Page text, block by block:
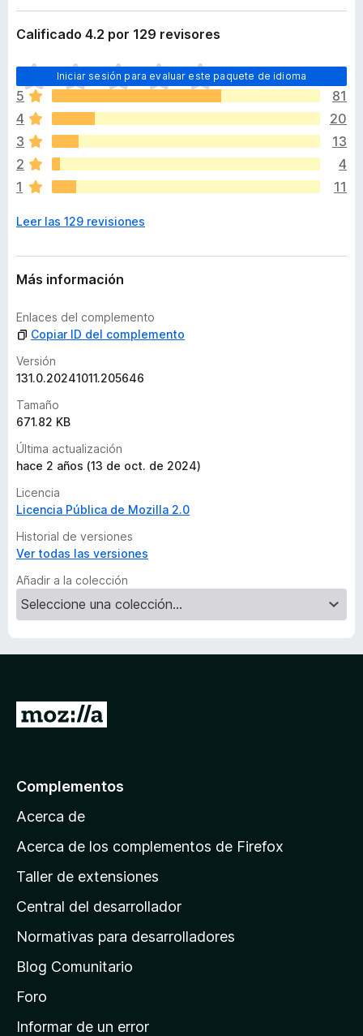
e
n
o
s
p
a
r
a
F
n
i
ó
n
Calificado 4.2 por 129 revisores
Iniciar sesión para evaluar este paquete de idioma
T
o
d
a
v
a
n
h
y
v
l
o
r
a
c
o
n
e
s
5
81
4
20
3
13
2
4
1
11
Leer las 129 revisiones
Más información
Enlaces del complemento
Copiar ID del complemento
Versión
131.0.20241011.205646
Tamaño
671.82 KB
Última actualización
hace 2 años (13 de oct. de 2024)
Licencia
Licencia Pública de Mozilla 2.0
Historial de versiones
Ver todas las versiones
Añadir a la colección
p
á
n
a
e
i
n
Complementos
Acerca de
Acerca de los complementos de Firefox
Taller de extensiones
Central del desarrollador
Normativas para desarrolladores
Blog Comunitario
Foro
Informar de un error